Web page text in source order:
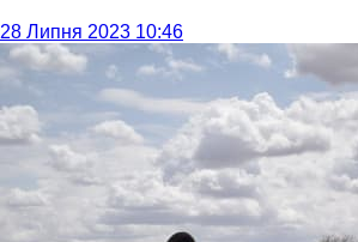
28 Липня 2023 10:46